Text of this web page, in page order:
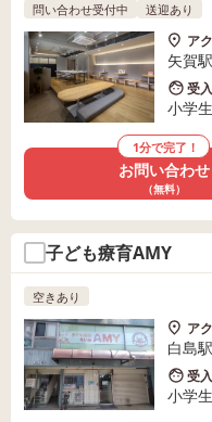
問い合わせ受付中 送迎あり
ア
矢賀
受
小学生
1分で完了！
お問い合わせ
（無料）
子ども療育AMY
空きあり
ア
白島
受
小学生